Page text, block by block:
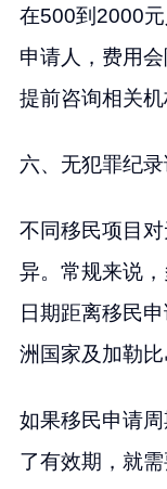
在500到2000
申请人，费用
提前咨询相关机
六、无犯罪纪
不同移民项目
异。常规来说
日期距离移民
洲国家及加勒比
如果移民申请
了有效期，就